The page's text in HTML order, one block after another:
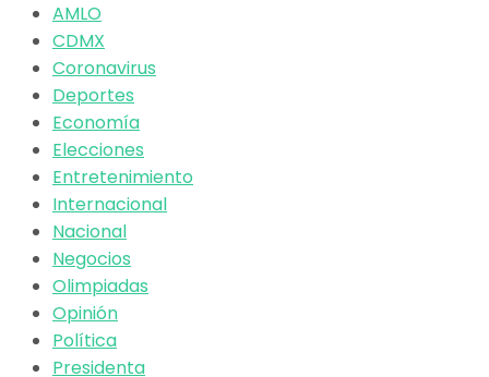
AMLO
CDMX
Coronavirus
Deportes
Economía
Elecciones
Entretenimiento
Internacional
Nacional
Negocios
Olimpiadas
Opinión
Política
Presidenta